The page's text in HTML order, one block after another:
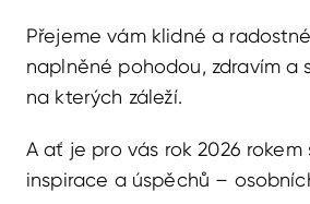
Přejeme vám klidné a
naplněné pohodou, zdravím a
na kterých záleží.
A ať je pro vás rok 2026 rokem
inspirace a úspěchů –